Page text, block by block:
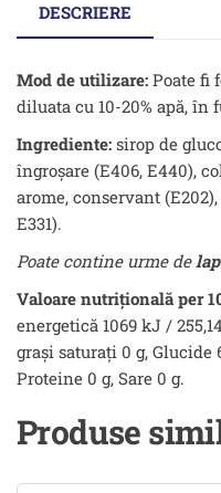
DESCRIERE
Mod de utilizare: Poate fi
diluata cu 10-20% apă,
Ingrediente: sirop de
îngroşare (E406, E440),
arome, conservant
E331).
Poate contine urme de
Valoare nutrițională per
energetică 1069 kJ /
grași saturați 0 g, Glucide
Proteine 0 g, Sare 0 g.
Produse